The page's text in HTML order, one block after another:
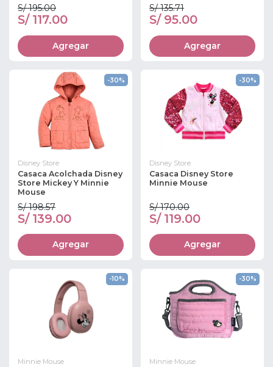
S/ 195.00
S/ 117.00
Agregar
S/ 135.71
S/ 95.00
Agregar
-30%
Disney Store
Casaca Acolchada Disney
Store Mickey Y Minnie
Mouse
S/ 198.57
S/ 139.00
Agregar
-30%
Disney Store
Casaca Disney Store
Minnie Mouse
S/ 170.00
S/ 119.00
Agregar
-10%
Minnie Mouse
-30%
Minnie Mouse